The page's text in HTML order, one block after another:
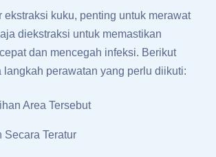
ekstraksi kuku, penting untuk merawat
diekstraksi untuk memastikan
dan mencegah infeksi. Berikut
langkah perawatan yang perlu diikuti:
Area Tersebut
Secara Teratur